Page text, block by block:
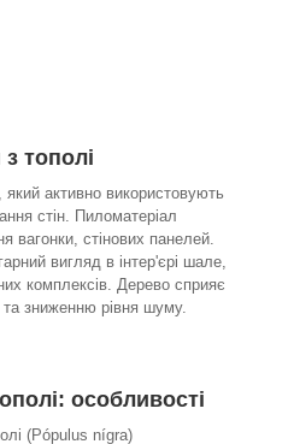
тополі
активно використовують
стін. Пиломатеріал
вагонки, стінових панелей.
вигляд в інтер'єрі шале,
комплексів. Дерево сприяє
зниженню рівня шуму.
особливості
(Pópulus nígra)